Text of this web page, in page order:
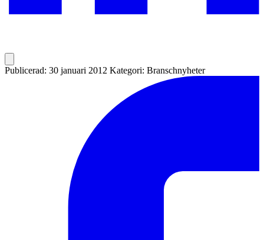
Publicerad: 30 januari 2012 Kategori: Branschnyheter